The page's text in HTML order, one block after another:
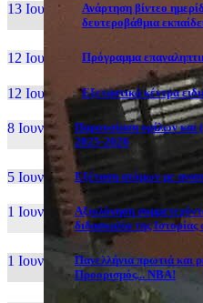
13 Ιουν, 26
Ανάρτηση βίντεο
δευτεροβάθμια
12 Ιουν, 26 Πρόγραμμα
12 Ιουν, 26 Εξεταστικά κέντρα
8 Ιουν, 26
Παρουσίαση ομίλων και
2025-2026
5 Ιουν, 26 Εξέταση ατόμων με
1 Ιουν, 26
Αξιολόγηση
διδασκαλία της
1 Ιουν, 26
Πανελλήνια πρωτιά και
Προορισμός... NBA!